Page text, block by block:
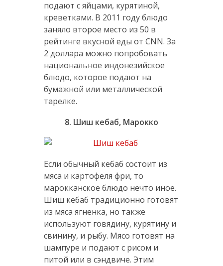
подают с яйцами, курятиной,
креветками. В 2011 году блюдо
заняло второе место из 50 в
рейтинге вкусной еды от СNN. За
2 доллара можно попробовать
национальное индонезийское
блюдо, которое подают на
бумажной или металлической
тарелке.
8. Шиш кебаб, Марокко
Если обычный кебаб состоит из
мяса и картофеля фри, то
марокканское блюдо нечто иное.
Шиш кебаб традиционно готовят
из мяса ягненка, но также
используют говядину, курятину и
свинину, и рыбу. Мясо готовят на
шампуре и подают с рисом и
питой или в сэндвиче. Этим